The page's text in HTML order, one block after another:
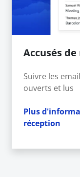
Accusés
Suivre les
ouverts et lus
Plus
réception